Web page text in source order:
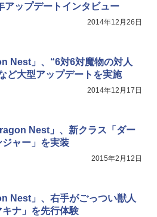
アップデートインタビュー
2014年12月26日
Nest」、“6対6対魔物の対人
ど大型アップデートを実施
2014年12月17日
Nest」、新クラス「ダー
ジャー」を実装
2015年2月12日
Nest」、右手がごっつい獣人
キナ」を先行体験